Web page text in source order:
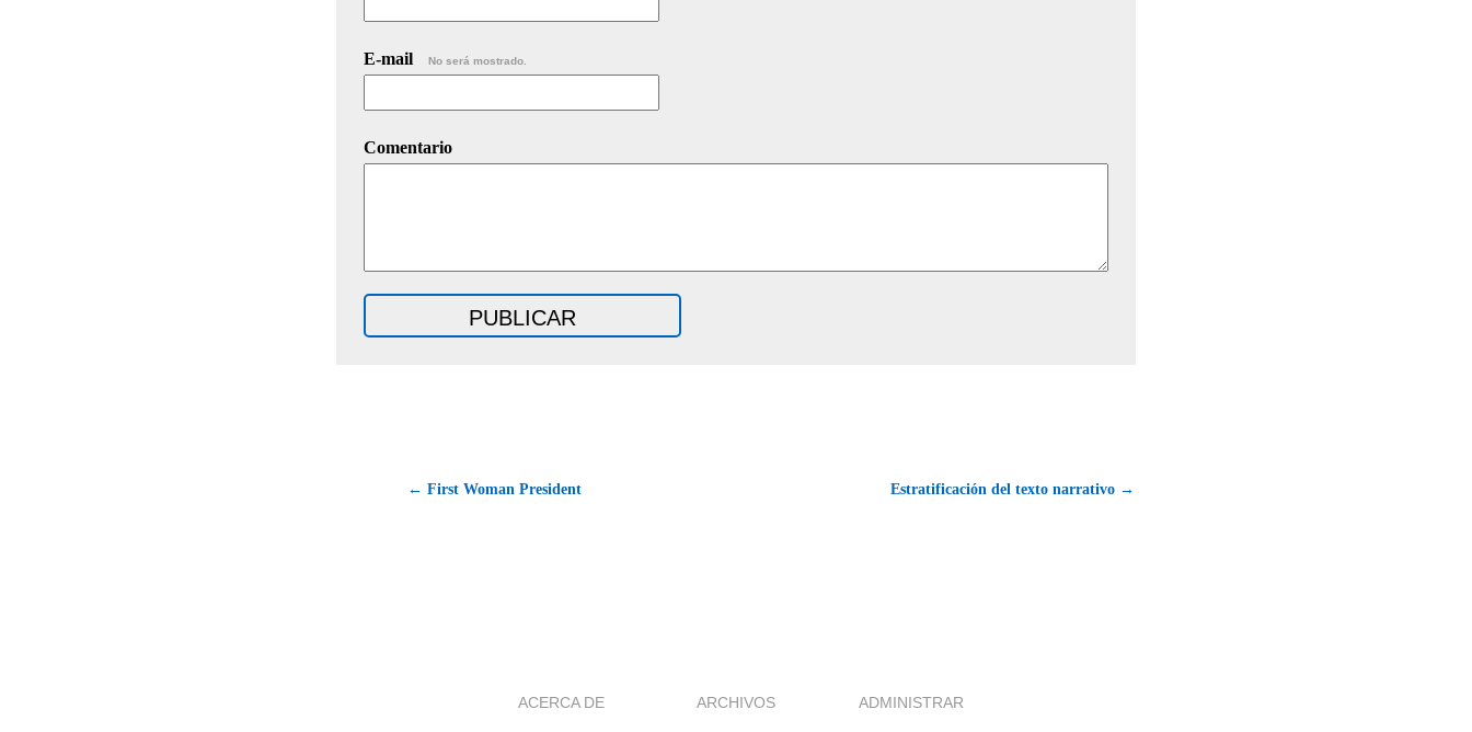
E-mail No será mostrado.
Comentario
← First Woman President Estratificación del texto narrativo →
ACERCA DE ARCHIVOS ADMINISTRAR